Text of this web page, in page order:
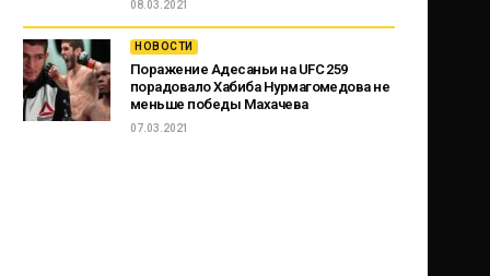
08.03.2021
НОВОСТИ
Поражение Адесаньи на UFC 259
порадовало Хабиба Нурмагомедова не
меньше победы Махачева
07.03.2021